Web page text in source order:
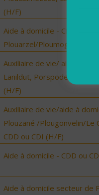
(H/F)
Aide à domicile - CDD ou
Plouarzel/Ploumoguer (H/F)
Auxiliaire de vie/ aide à
Lanildut, Porspoder,
(H/F)
Auxiliaire de vie/aide à
Plouzané /Plougonvelin/Le
CDD ou CDI (H/F)
Aide à domicile - CDD ou
Aide à domicile secteur de